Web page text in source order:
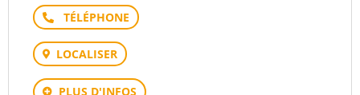
Téléphone
LOCALISER
PLUS D'INFOS